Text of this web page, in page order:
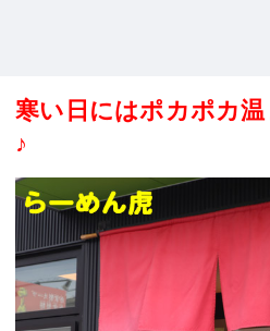
寒い日にはポカポカ
♪